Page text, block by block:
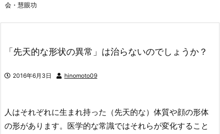
会・慧眼功
「先天的な形状の異常」は治らないのでしょうか？
2016年6月3日 hinomoto09
人はそれぞれに生まれ持った（先天的な）体質や顔の形体
の形があります。医学的な常識ではそれらが変化すること